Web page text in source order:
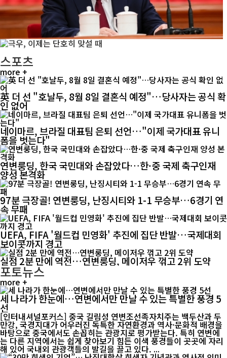
스포츠
more +
英 더 선 "호날두, 8월 8일 결혼식 예정"…당사자는 공식 확
인 없어
네이마르, 브라질 대표팀 은퇴 선언…"이제 국가대표 유니
폼을 벗는다"
연변룽딩, 한국 국민대와 손잡았다…한·중 국제 축구인재
양성 본격화
97분 극장골! 연변룽딩, 난징시티와 1-1 무승부…6경기 연
속 무패
UEFA, FIFA '월드컵 민영화' 추진에 집단 반발…국제대회
보이콧까지 경고
실점 2분 만에 역전…연변룽딩, 메이저우 꺾고 2위 도약
포토뉴스
more +
세 나라가 한눈에…연변에서만 만날 수 있는 특별한 풍경 5
선
[인터내셔널포커스] 중국 길림성 연변조선족자치주는 백두산과 두
만강, 국경지대가 어우러진 독특한 자연환경과 역사·문화적 배경을
바탕으로 중국에서도 손꼽히는 관광지로 평가받는다. 특히 연변에
는 다른 지역에서는 쉽게 찾아보기 힘든 이색 풍경들이 곳곳에 자리
해 있어 국내외 관광객들의 발길을 끌고 있다. ...